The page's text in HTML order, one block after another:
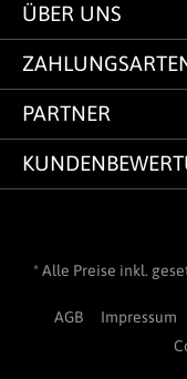
ÜBER UNS
PARTNER
* Alle Preise inkl.
AGB Impressum